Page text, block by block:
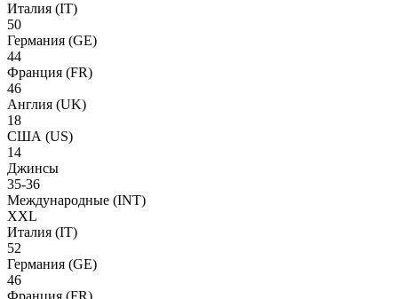
Италия (IT)
50
Германия (GE)
44
Франция (FR)
46
Англия (UK)
18
США (US)
14
Джинсы
35-36
Международные (INT)
XXL
Италия (IT)
52
Германия (GE)
46